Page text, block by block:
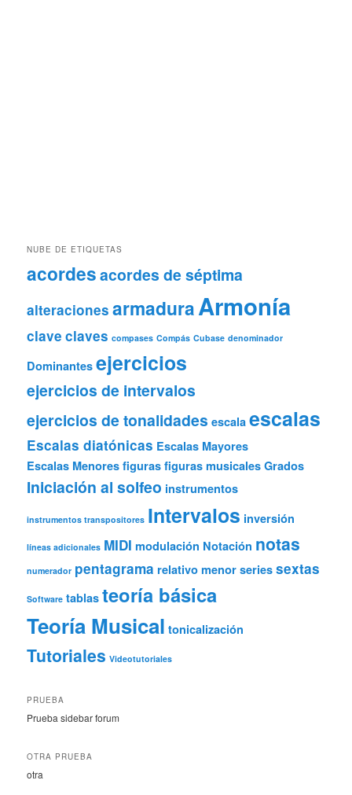
NUBE DE ETIQUETAS
acordesacordes de séptima
alteraciones armaduraArmonía
clave claves compases Compás Cubase denominador
Dominantes ejercicios
ejercicios de intervalos
ejercicios de tonalidades escala escalas
Escalas diatónicas Escalas Mayores
Escalas Menores figuras figuras musicales Grados
Iniciación al solfeo instrumentos
instrumentos transpositores Intervalos inversión
líneas adicionales MIDI modulación Notación notas
numerador pentagrama relativo menor series sextas
Software tablas teoría básica
Teoría Musical tonicalización
Tutoriales Videotutoriales
PRUEBA
Prueba sidebar forum
OTRA PRUEBA
otra